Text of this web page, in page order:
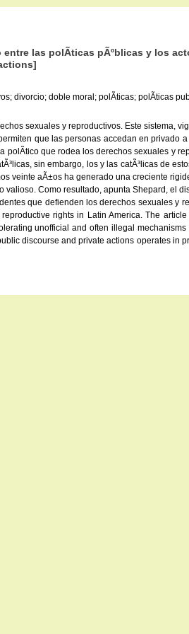
las polÃ­ticas pÃºblicas y los
divorcio; doble moral; polÃ­ticas; polÃ­ticas
sexuales y reproductivos. Este sistema,
que las personas accedan en privado
que rodea los derechos sexuales y
sin embargo, los y las catÃ³licas de
veinte aÃ±os ha generado una creciente
Como resultado, apunta Shepard, el
que defienden los derechos sexuales y
rights in Latin America. The
unofficial and often illegal
discourse and private actions operates in